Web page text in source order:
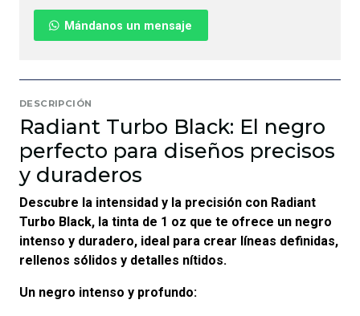
Mándanos un mensaje
DESCRIPCIÓN
Radiant Turbo Black: El negro
perfecto para diseños precisos
y duraderos
Descubre la intensidad y la precisión con Radiant
Turbo Black, la tinta de 1 oz que te ofrece un negro
intenso y duradero, ideal para crear líneas definidas,
rellenos sólidos y detalles nítidos.
Un negro intenso y profundo: